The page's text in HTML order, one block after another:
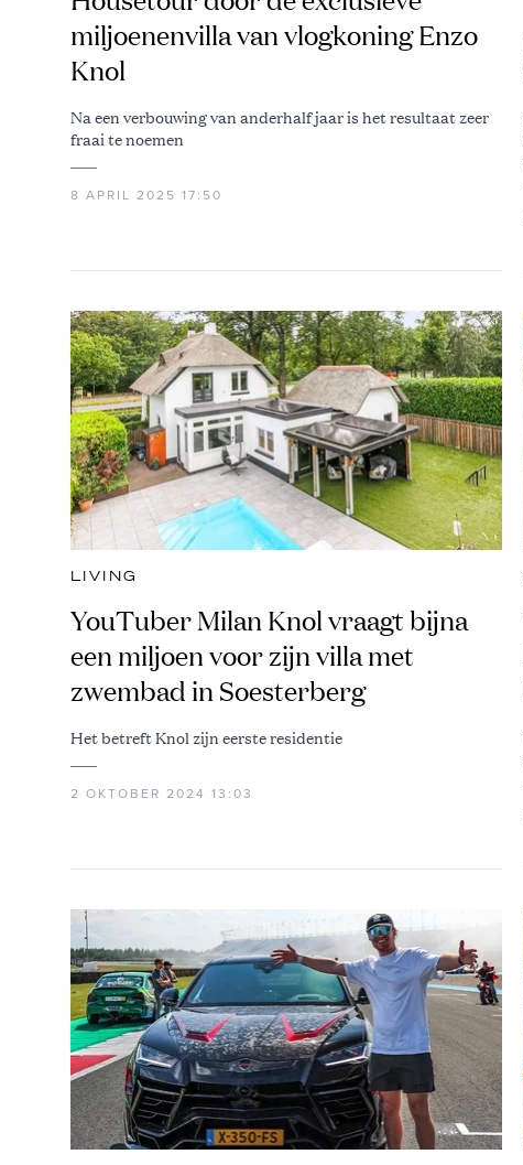
miljoenenvilla van vlogkoning Enzo
Knol
Na een verbouwing van anderhalf jaar is het resultaat zeer
fraai te noemen
8 APRIL 2025 17:50
LIVING
YouTuber Milan Knol vraagt bijna
een miljoen voor zijn villa met
zwembad in Soesterberg
Het betreft Knol zijn eerste residentie
2 OKTOBER 2024 13:03